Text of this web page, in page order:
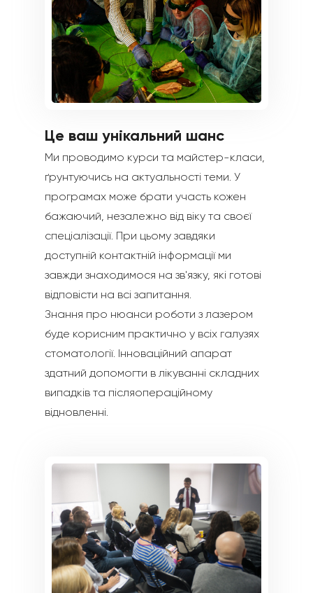
Це ваш унікальний шанс
Ми проводимо курси та майстер-класи,
ґрунтуючись на актуальності теми. У
програмах може брати участь кожен
бажаючий, незалежно від віку та своєї
спеціалізації. При цьому завдяки
доступній контактній інформації ми
завжди знаходимося на зв'язку, які готові
відповісти на всі запитання.
Знання про нюанси роботи з лазером
буде корисним практично у всіх галузях
стоматології. Інноваційний апарат
здатний допомогти в лікуванні складних
випадків та післяопераційному
відновленні.